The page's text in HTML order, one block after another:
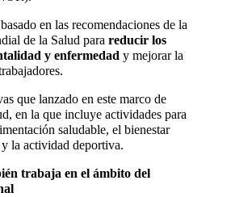
en las recomendaciones de la
de la Salud para reducir los
y enfermedady mejorar la
que lanzado en este marco de
en la que incluye actividades para
saludable, el bienestar
la actividad deportiva.
trabaja en el ámbito del